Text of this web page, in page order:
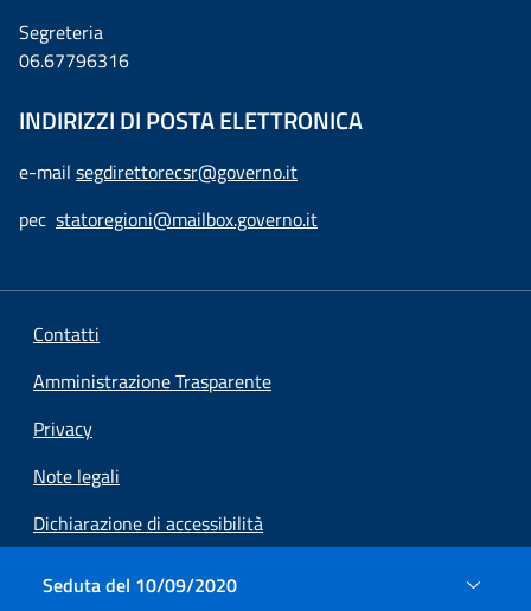
Seduta del 10/09/2020
Segreteria
06.67796316
INDIRIZZI DI POSTA ELETTRONICA
e-mail segdirettorecsr@governo.it
pec statoregioni@mailbox.governo.it
Contatti
Amministrazione Trasparente
Privacy
Note legali
Dichiarazione di accessibilità
Preferenze cookie